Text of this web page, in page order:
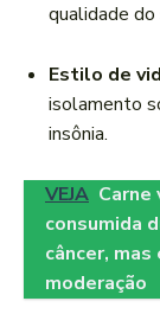
qualidade do
Estilo de
isolamento
insônia.
VEJA
consumida
câncer,
moderação